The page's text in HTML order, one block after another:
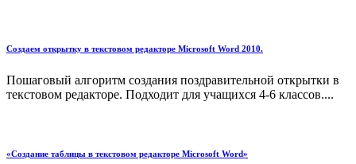
Создаем открытку в текстовом редакторе Microsoft Word 2010.
Пошаговый алгоритм создания поздравительной открытки в
текстовом редакторе. Подходит для учащихся 4-6 классов....
«Создание таблицы в текстовом редакторе Microsoft Word»